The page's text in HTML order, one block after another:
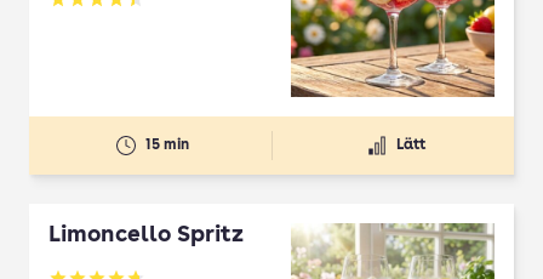
Betyg: 4.45 av 5
15 min Lätt
Limoncello Spritz